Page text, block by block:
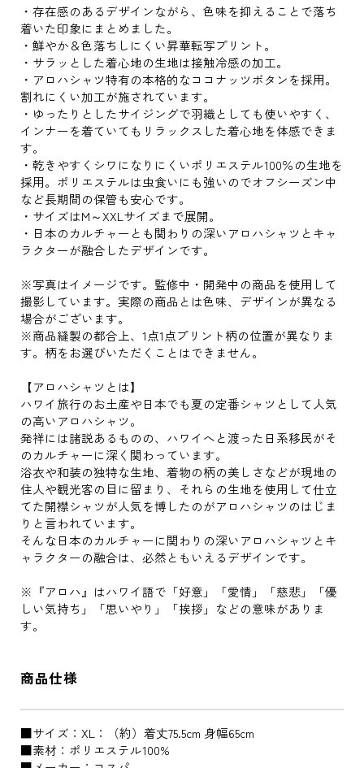
・存在感のあるデザインながら、色味を抑えることで落ち
着いた印象にまとめました。
・鮮やか＆色落ちしにくい昇華転写プリント。
・サラッとした着心地の生地は接触冷感の加工。
・アロハシャツ特有の本格的なココナッツボタンを採用。
割れにくい加工が施されています。
・ゆったりとしたサイジングで羽織としても使いやすく、
インナーを着ていてもリラックスした着心地を体感できま
す。
・乾きやすくシワになりにくいポリエステル100％の生地を
採用。ポリエステルは虫食いにも強いのでオフシーズン中
など長期間の保管も安心です。
・サイズはM～XXLサイズまで展開。
・日本のカルチャーとも関わりの深いアロハシャツとキャ
ラクターが融合したデザインです。
※写真はイメージです。監修中・開発中の商品を使用して
撮影しています。実際の商品とは色味、デザインが異なる
場合がございます。
※商品縫製の都合上、1点1点プリント柄の位置が異なりま
す。柄をお選びいただくことはできません。
【アロハシャツとは】
ハワイ旅行のお土産や日本でも夏の定番シャツとして人気
の高いアロハシャツ。
発祥には諸説あるものの、ハワイへと渡った日系移民がそ
のカルチャーに深く関わっています。
浴衣や和装の独特な生地、着物の柄の美しさなどが現地の
住人や観光客の目に留まり、それらの生地を使用して仕立
てた開襟シャツが人気を博したのがアロハシャツのはじま
りと言われています。
そんな日本のカルチャーに関わりの深いアロハシャツとキ
ャラクターの融合は、必然ともいえるデザインです。
※『アロハ』はハワイ語で「好意」「愛情」「慈悲」「優
しい気持ち」「思いやり」「挨拶」などの意味がありま
す。
商品仕様
■サイズ：XL：（約）着丈75.5cm 身幅65cm
■素材：ポリエステル100%